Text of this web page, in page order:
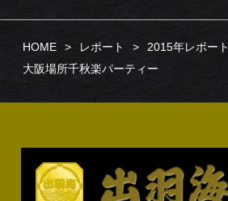
HOME レポート
2015年レポート
大阪場所千秋楽パーティー